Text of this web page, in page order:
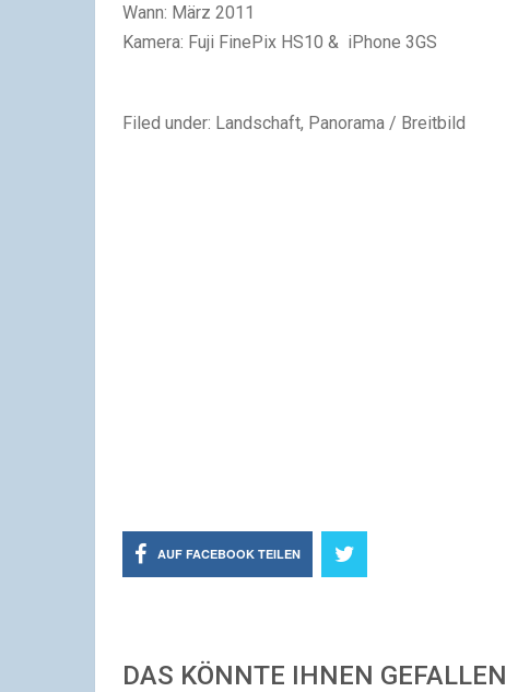
Wann: März 2011
Kamera: Fuji FinePix HS10 & iPhone 3GS
Filed under: Landschaft, Panorama / Breitbild
AUF FACEBOOK TEILEN
DAS KÖNNTE IHNEN GEFALLEN